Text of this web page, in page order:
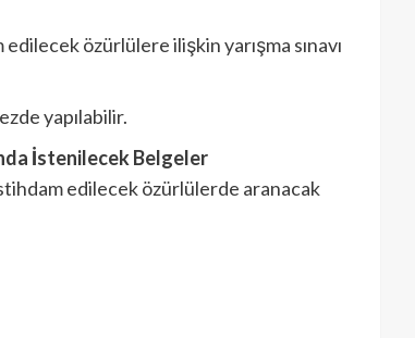
özürlülere ilişkin yarışma sınavı
yapılabilir.
İstenilecek Belgeler
edilecek özürlülerde aranacak